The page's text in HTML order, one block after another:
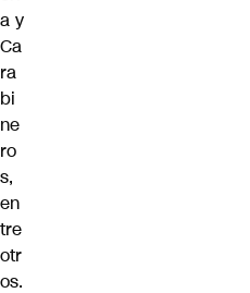
a y
Ca
ra
bi
ne
ro
s,
en
tre
otr
os.